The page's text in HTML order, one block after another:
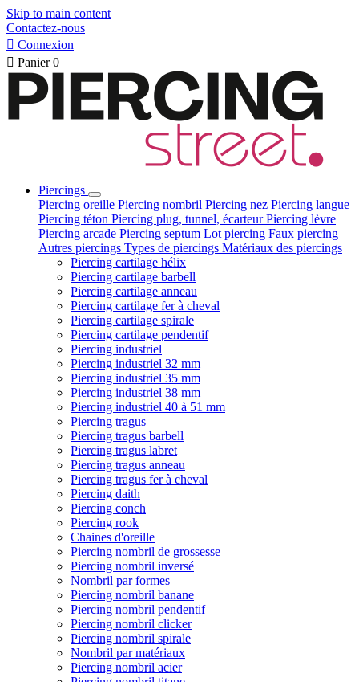
Skip to main content
Contactez-nous
 Connexion
 Panier 0
Piercings
Piercing oreille Piercing nombril Piercing nez Piercing langue
Piercing téton Piercing plug, tunnel, écarteurPiercing lèvre
Piercing arcade Piercing septum Lot piercing Faux piercing
Autres piercings Types de piercings Matériaux des piercings
Piercing cartilage hélix
Piercing cartilage barbell
Piercing cartilage anneau
Piercing cartilage fer à cheval
Piercing cartilage spirale
Piercing cartilage pendentif
Piercing industriel
Piercing industriel 32 mm
Piercing industriel 35 mm
Piercing industriel 38 mm
Piercing industriel 40 à 51 mm
Piercing tragus
Piercing tragus barbell
Piercing tragus labret
Piercing tragus anneau
Piercing tragus fer à cheval
Piercing daith
Piercing conch
Piercing rook
Chaines d'oreille
Piercing nombril de grossesse
Piercing nombril inversé
Nombril par formes
Piercing nombril banane
Piercing nombril pendentif
Piercing nombril clicker
Piercing nombril spirale
Nombril par matériaux
Piercing nombril acier